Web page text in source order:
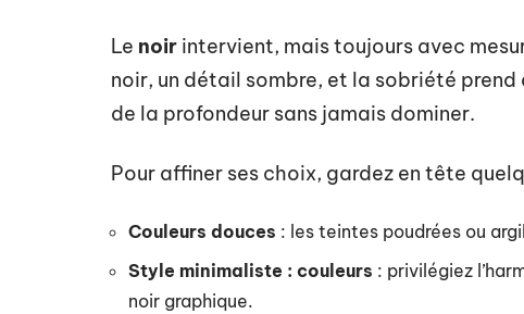
Le noir intervient, mais toujours avec
noir, un détail sombre, et la sobriété
de la profondeur sans jamais dominer.
Pour affiner ses choix, gardez en tête
Couleurs douces : les teintes poudrées ou
Style minimaliste : couleurs : privilégiez
noir graphique.